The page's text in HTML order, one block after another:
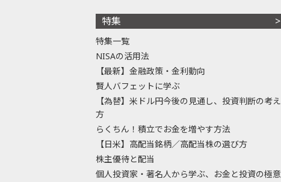
特集
特集一覧
NISAの活用法
【最新】金融政策・金利動向
賢人バフェットに学ぶ
【為替】米ドル円今後の見通し、投資判断の考え
方
らくちん！積立でお金を増やす方法
【日米】高配当銘柄／高配当株の選び方
株主優待と配当
個人投資家・著名人から学ぶ、お金と投資の極意